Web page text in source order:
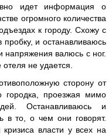
идет информация о
огромного количества
к городу. Схожу с
и останавливаюсь
напряжения валюсь с ног.
не удается.
сторону от
городка, проезжая мимо
Останавливаюсь и
в то, о чем они говорят.
власти у всех на